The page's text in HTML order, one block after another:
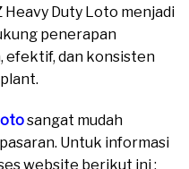
Duty Loto menjadi
penerapan
efektif, dan konsisten
sangat mudah
Untuk informasi
website berikut ini :